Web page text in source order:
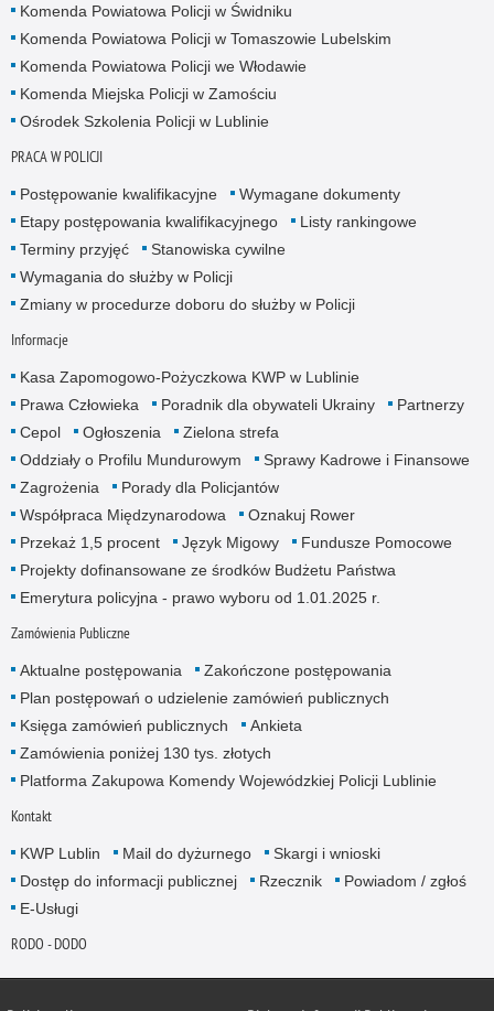
Komenda Powiatowa Policji w Świdniku
Komenda Powiatowa Policji w Tomaszowie Lubelskim
Komenda Powiatowa Policji we Włodawie
Komenda Miejska Policji w Zamościu
Ośrodek Szkolenia Policji w Lublinie
PRACA W POLICJI
Postępowanie kwalifikacyjne
Wymagane dokumenty
Etapy postępowania kwalifikacyjnego
Listy rankingowe
Terminy przyjęć
Stanowiska cywilne
Wymagania do służby w Policji
Zmiany w procedurze doboru do służby w Policji
Informacje
Kasa Zapomogowo-Pożyczkowa KWP w Lublinie
Prawa Człowieka
Poradnik dla obywateli Ukrainy
Partnerzy
Cepol
Ogłoszenia
Zielona strefa
Oddziały o Profilu Mundurowym
Sprawy Kadrowe i Finansowe
Zagrożenia
Porady dla Policjantów
Współpraca Międzynarodowa
Oznakuj Rower
Przekaż 1,5 procent
Język Migowy
Fundusze Pomocowe
Projekty dofinansowane ze środków Budżetu Państwa
Emerytura policyjna - prawo wyboru od 1.01.2025 r.
Zamówienia Publiczne
Aktualne postępowania
Zakończone postępowania
Plan postępowań o udzielenie zamówień publicznych
Księga zamówień publicznych
Ankieta
Zamówienia poniżej 130 tys. złotych
Platforma Zakupowa Komendy Wojewódzkiej Policji Lublinie
Kontakt
KWP Lublin Mail do dyżurnego
Skargi i wnioski
Dostęp do informacji publicznej
Rzecznik
Powiadom / zgłoś
E-Usługi
RODO - DODO